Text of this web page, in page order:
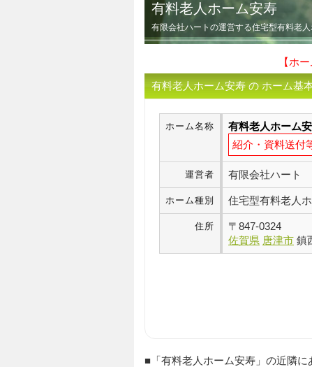
有料老人ホーム安寿
有限会社ハートの運営する住宅型有料老
【ホ
有料老人ホーム安寿 の ホーム基
ホーム名称
有料老人ホーム
紹介・資料送付
運営者 有限会社ハート
ホーム種別 住宅型有料老人
住所 〒 847-0324
佐賀県 唐津市 鎮
■「有料老人ホーム安寿」の近隣